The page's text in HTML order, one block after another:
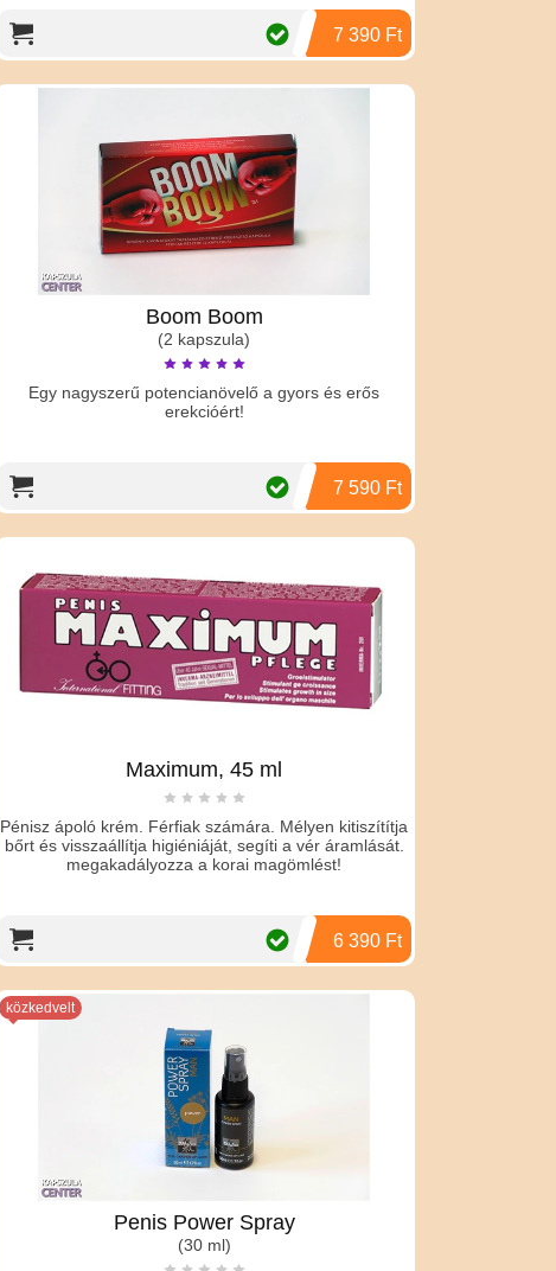
7 390 Ft
Boom Boom
(2 kapszula)
Egy nagyszerű potencianövelő a gyors és erős
erekcióért!
7 590 Ft
Maximum, 45 ml
Pénisz ápoló krém. Férfiak számára. Mélyen kitiszítítja
bőrt és visszaállítja higiéniáját, segíti a vér áramlását.
megakadályozza a korai magömlést!
6 390 Ft
közkedvelt
Penis Power Spray
(30 ml)